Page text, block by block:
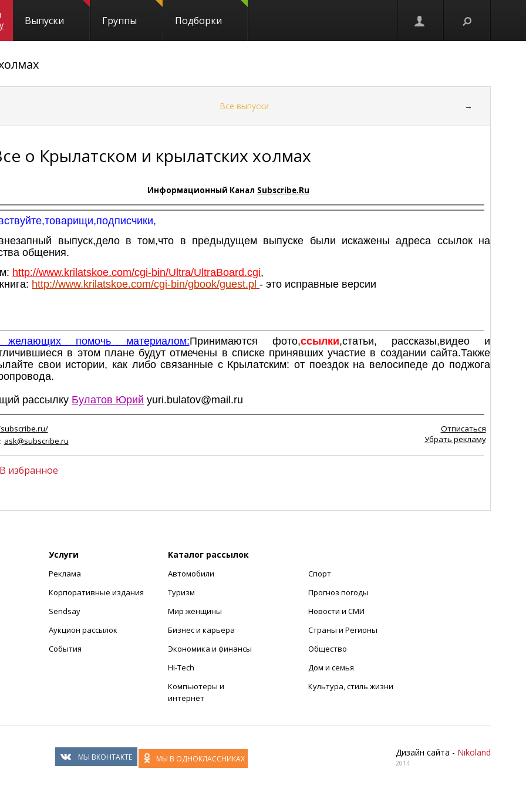
Выпуски Группы Подборки
Все выпуски →
о Крылатском и крылатских холмах
Информационный Канал Subscribe.Ru
выпуск,дело в том,что в предыдущем выпуске были искажены адреса ссылок на
общения.
http://www.krilatskoe.com/cgi-bin/Ultra/UltraBoard.cgi,
: http://www.krilatskoe.com/cgi-bin/gbook/guest.pl - это исправные версии
помочь материалом:Принимаются фото,ссылки,статьи, рассказы,видео и
в этом плане будут отмечены в списке принявших участие в создании сайта.Также
свои истории, как либо связанные с Крылатским: от поездок на велосипеде до поджога
pассылку Булатов Юрий yuri.bulatov@mail.ru
ask@subscribe.ru
Отписаться
Убрать рекламу
В избранное
Услуги
Реклама
Корпоративные издания
Sendsay
Аукцион рассылок
События
Каталог рассылок
Автомобили
Туризм
Мир женщины
Бизнес и карьера
Экономика и финансы
Hi-Tech
Компьютеры и
интернет
Спорт
Прогноз погоды
Новости и СМИ
Страны и Регионы
Общество
Дом и семья
Культура, стиль жизни
Дизайн сайта - Nikoland
2014
МЫ ВКОНТАКТЕ МЫ В ОДНОКЛАССНИКАХ